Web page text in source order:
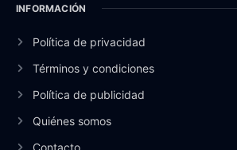
INFORMACIÓN
Política de privacidad
Términos y condiciones
Política de publicidad
Quiénes somos
Contacto